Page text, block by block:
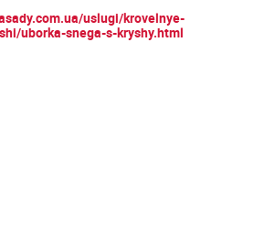
uslugi/krovelnye-
uborka-snega-s-kryshy.html